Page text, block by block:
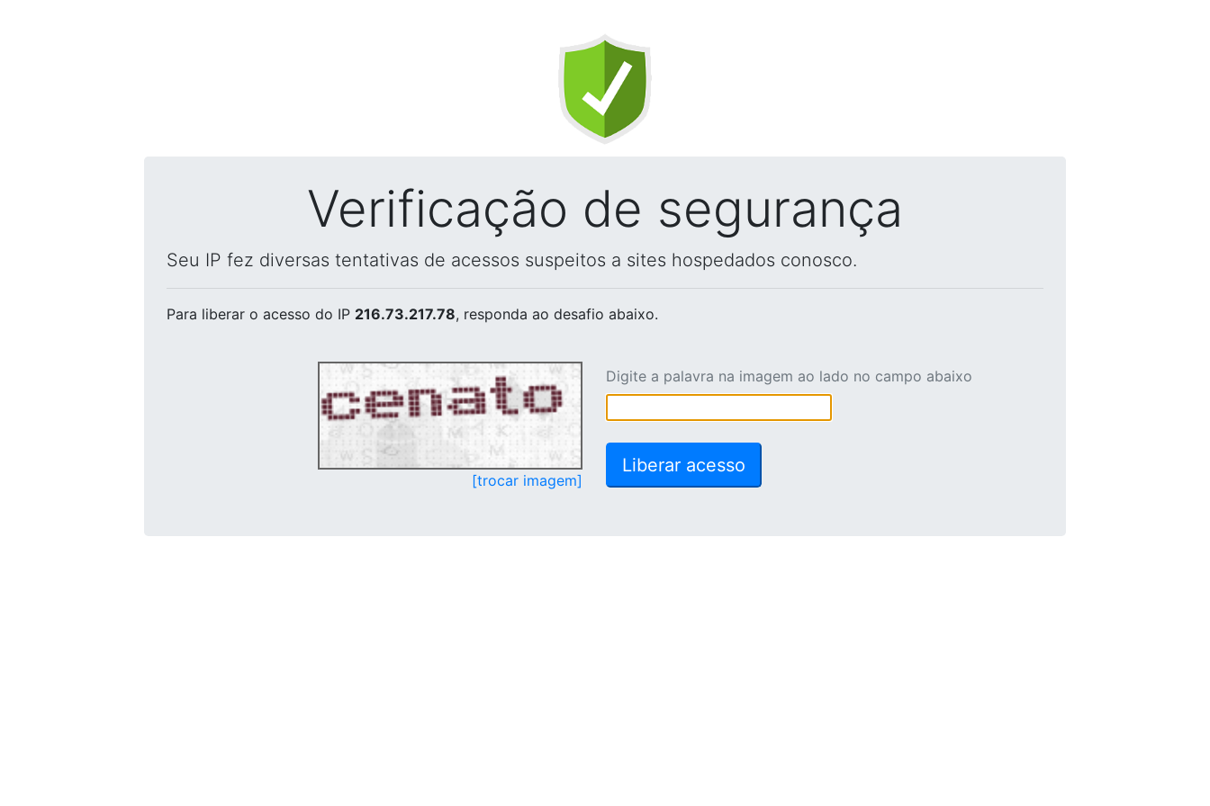
Verificação de segurança
Seu IP fez diversas tentativas de acessos suspeitos a sites hospedados conosco.
Para liberar o acesso do IP 216.73.217.78, responda ao desafio abaixo.
[trocar imagem]
Digite a palavra na imagem ao lado no campo abaixo